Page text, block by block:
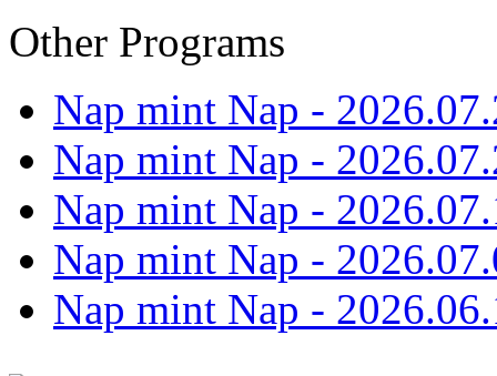
Other Programs
Nap mint Nap -
Nap mint Nap -
Nap mint Nap -
Nap mint Nap -
Nap mint Nap -